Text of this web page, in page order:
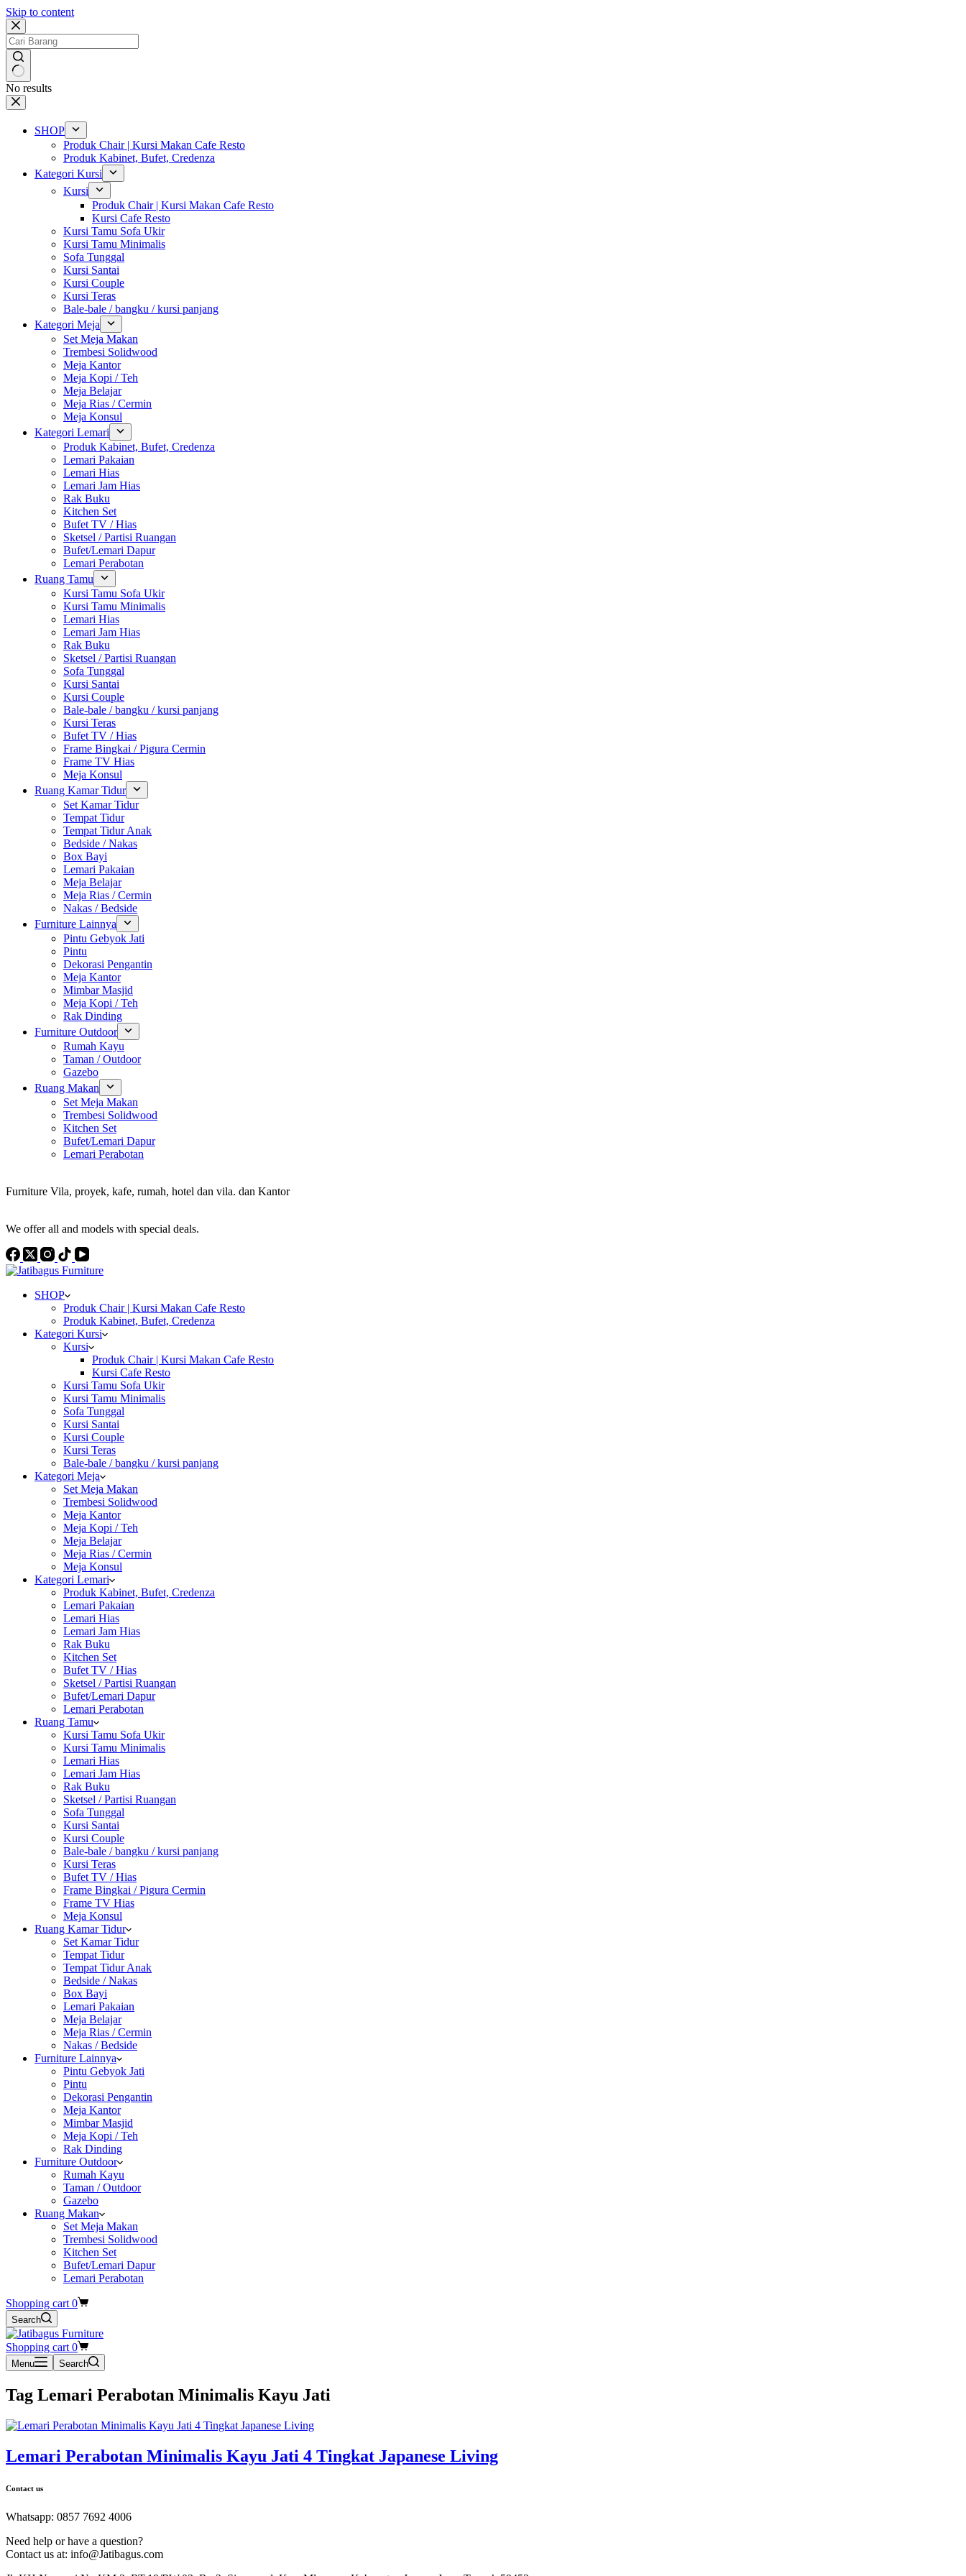
Skip to content
No results
SHOP
Produk Chair | Kursi Makan Cafe Resto
Produk Kabinet, Bufet, Credenza
Kategori Kursi
Kursi
Produk Chair | Kursi Makan Cafe Resto
Kursi Cafe Resto
Kursi Tamu Sofa Ukir
Kursi Tamu Minimalis
Sofa Tunggal
Kursi Santai
Kursi Couple
Kursi Teras
Bale-bale / bangku / kursi panjang
Kategori Meja
Set Meja Makan
Trembesi Solidwood
Meja Kantor
Meja Kopi / Teh
Meja Belajar
Meja Rias / Cermin
Meja Konsul
Kategori Lemari
Produk Kabinet, Bufet, Credenza
Lemari Pakaian
Lemari Hias
Lemari Jam Hias
Rak Buku
Kitchen Set
Bufet TV / Hias
Sketsel / Partisi Ruangan
Bufet/Lemari Dapur
Lemari Perabotan
Ruang Tamu
Kursi Tamu Sofa Ukir
Kursi Tamu Minimalis
Lemari Hias
Lemari Jam Hias
Rak Buku
Sketsel / Partisi Ruangan
Sofa Tunggal
Kursi Santai
Kursi Couple
Bale-bale / bangku / kursi panjang
Kursi Teras
Bufet TV / Hias
Frame Bingkai / Pigura Cermin
Frame TV Hias
Meja Konsul
Ruang Kamar Tidur
Set Kamar Tidur
Tempat Tidur
Tempat Tidur Anak
Bedside / Nakas
Box Bayi
Lemari Pakaian
Meja Belajar
Meja Rias / Cermin
Nakas / Bedside
Furniture Lainnya
Pintu Gebyok Jati
Pintu
Dekorasi Pengantin
Meja Kantor
Mimbar Masjid
Meja Kopi / Teh
Rak Dinding
Furniture Outdoor
Rumah Kayu
Taman / Outdoor
Gazebo
Ruang Makan
Set Meja Makan
Trembesi Solidwood
Kitchen Set
Bufet/Lemari Dapur
Lemari Perabotan
Furniture Vila, proyek, kafe, rumah, hotel dan vila. dan Kantor
We offer all and models with special deals.
SHOP
Produk Chair | Kursi Makan Cafe Resto
Produk Kabinet, Bufet, Credenza
Kategori Kursi
Kursi
Produk Chair | Kursi Makan Cafe Resto
Kursi Cafe Resto
Kursi Tamu Sofa Ukir
Kursi Tamu Minimalis
Sofa Tunggal
Kursi Santai
Kursi Couple
Kursi Teras
Bale-bale / bangku / kursi panjang
Kategori Meja
Set Meja Makan
Trembesi Solidwood
Meja Kantor
Meja Kopi / Teh
Meja Belajar
Meja Rias / Cermin
Meja Konsul
Kategori Lemari
Produk Kabinet, Bufet, Credenza
Lemari Pakaian
Lemari Hias
Lemari Jam Hias
Rak Buku
Kitchen Set
Bufet TV / Hias
Sketsel / Partisi Ruangan
Bufet/Lemari Dapur
Lemari Perabotan
Ruang Tamu
Kursi Tamu Sofa Ukir
Kursi Tamu Minimalis
Lemari Hias
Lemari Jam Hias
Rak Buku
Sketsel / Partisi Ruangan
Sofa Tunggal
Kursi Santai
Kursi Couple
Bale-bale / bangku / kursi panjang
Kursi Teras
Bufet TV / Hias
Frame Bingkai / Pigura Cermin
Frame TV Hias
Meja Konsul
Ruang Kamar Tidur
Set Kamar Tidur
Tempat Tidur
Tempat Tidur Anak
Bedside / Nakas
Box Bayi
Lemari Pakaian
Meja Belajar
Meja Rias / Cermin
Nakas / Bedside
Furniture Lainnya
Pintu Gebyok Jati
Pintu
Dekorasi Pengantin
Meja Kantor
Mimbar Masjid
Meja Kopi / Teh
Rak Dinding
Furniture Outdoor
Rumah Kayu
Taman / Outdoor
Gazebo
Ruang Makan
Set Meja Makan
Trembesi Solidwood
Kitchen Set
Bufet/Lemari Dapur
Lemari Perabotan
Shopping cart 0
Search
Shopping cart 0
Menu Search
Tag Lemari Perabotan Minimalis Kayu Jati
Lemari Perabotan Minimalis Kayu Jati 4 Tingkat Japanese Living
Contact us
Whatsapp: 0857 7692 4006
Need help or have a question?
Contact us at: info@Jatibagus.com